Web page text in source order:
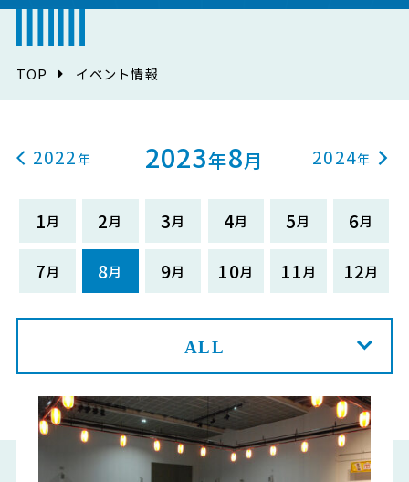
TOP イベント情報
2022 2023年8月
1 2 3 4 5
6
7
8 9 10 11 12
2024
ALL